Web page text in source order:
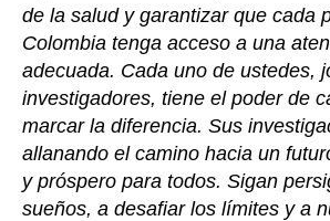
de la salud y garantizar que cada
Colombia tenga acceso a una
adecuada. Cada uno de ustedes,
investigadores, tiene el poder de
marcar la diferencia. Sus
allanando el camino hacia un
y próspero para todos. Sigan
sueños, a desafiar los límites y a